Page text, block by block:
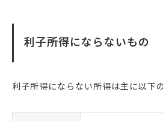
利子所得にならないもの
利子所得にならない所得は主に以下